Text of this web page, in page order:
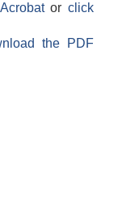
orclick
the PDF